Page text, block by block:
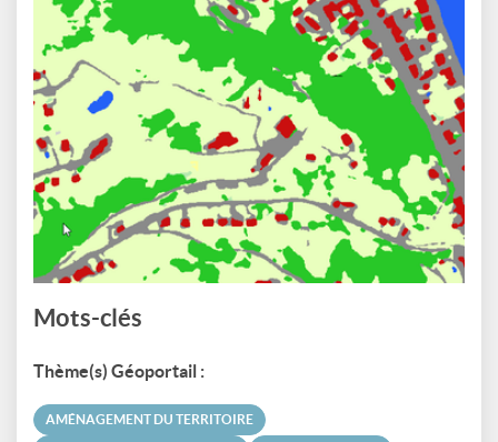
Mots-clés
Thème(s) Géoportail :
AMÉNAGEMENT DU TERRITOIRE